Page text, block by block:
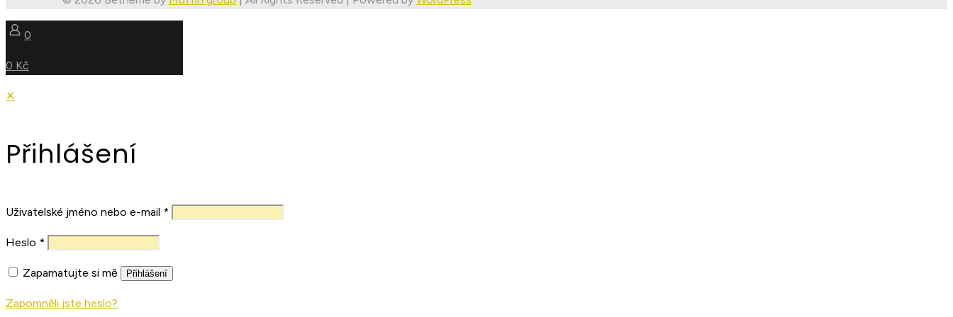
0
0 Kč
✕
Přihlášení
Uživatelské jméno nebo e-mail *
Heslo *
Zapamatujte si mě Přihlášení
Zapomněli jste heslo?